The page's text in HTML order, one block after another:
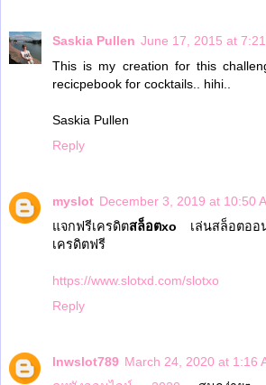
Saskia Pullen June 17, 2015 at
This is my creation for this
recicpebook for cocktails.. hihi..
Saskia Pullen
Reply
myslot December 3, 2019 at 10:50
แจกฟรีเครดิตสล็อตxo เล่นสล็อตออ
เครดิตฟรี
https://www.slotxd.com/slotxo
Reply
lnwslot789 March 24, 2020 at 1:16